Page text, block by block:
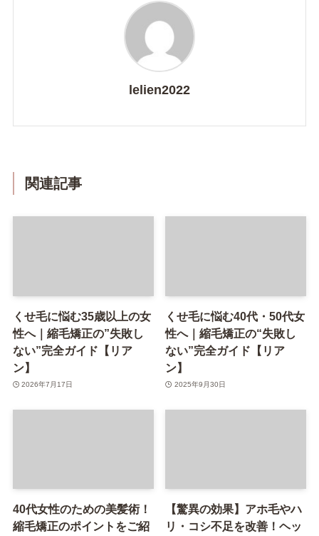
lelien2022
関連記事
くせ毛に悩む35歳以上の女
性へ｜縮毛矯正の”失敗し
ない”完全ガイド【リア
ン】
2026年7月17日
くせ毛に悩む40代・50代女
性へ｜縮毛矯正の“失敗し
ない”完全ガイド【リア
ン】
2025年9月30日
40代女性のための美髪術！
縮毛矯正のポイントをご紹
【驚異の効果】アホ毛やハ
リ・コシ不足を改善！ヘッ